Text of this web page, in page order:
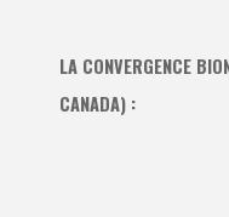
LA CONVERGENCE
CANADA) :